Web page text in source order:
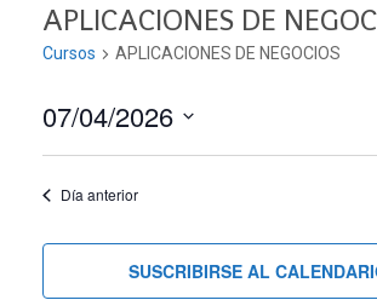
APLICACIONES DE
Cursos APLICACIONES DE NEGOCIOS
07/04/2026
Día anterior
SUSCRIBIRSE AL